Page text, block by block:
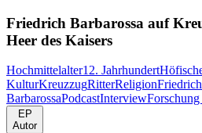
Friedrich Barbarossa auf
Heer des Kaisers
Hochmittelalter12. Jahrhundert
KulturKreuzzugRitterReligion
BarbarossaPodcastInterview
EP
Autor